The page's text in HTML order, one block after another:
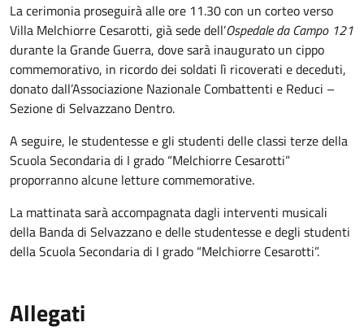
La cerimonia proseguirà alle ore 11.30 con un corteo verso
Villa Melchiorre Cesarotti, già sede dell’Ospedale da Campo 121
durante la Grande Guerra, dove sarà inaugurato un cippo
commemorativo, in ricordo dei soldati lì ricoverati e deceduti,
donato dall’Associazione Nazionale Combattenti e Reduci –
Sezione di Selvazzano Dentro.
A seguire, le studentesse e gli studenti delle classi terze della
Scuola Secondaria di I grado “Melchiorre Cesarotti”
proporranno alcune letture commemorative.
La mattinata sarà accompagnata dagli interventi musicali
della Banda di Selvazzano e delle studentesse e degli studenti
della Scuola Secondaria di I grado “Melchiorre Cesarotti”.
Allegati